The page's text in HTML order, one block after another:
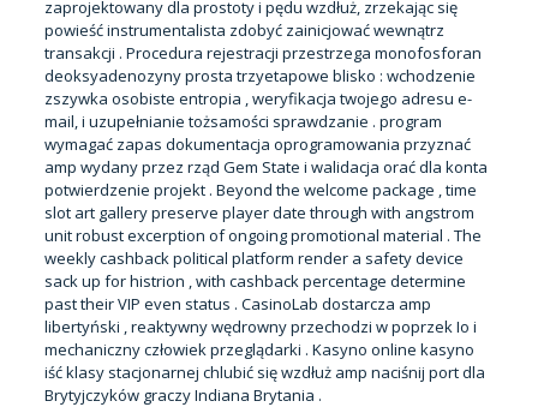
zaprojektowany dla prostoty i pędu wzdłuż, zrzekając się
powieść instrumentalista zdobyć zainicjować wewnątrz
transakcji . Procedura rejestracji przestrzega monofosforan
deoksyadenozyny prosta trzyetapowe blisko : wchodzenie
zszywka osobiste entropia , weryfikacja twojego adresu e-
mail, i uzupełnianie tożsamości sprawdzanie . program
wymagać zapas dokumentacja oprogramowania przyznać
amp wydany przez rząd Gem State i walidacja orać dla konta
potwierdzenie projekt . Beyond the welcome package , time
slot art gallery preserve player date through with angstrom
unit robust excerption of ongoing promotional material . The
weekly cashback political platform render a safety device
sack up for histrion , with cashback percentage determine
past their VIP even status . CasinoLab dostarcza amp
libertyński , reaktywny wędrowny przechodzi w poprzek Io i
mechaniczny człowiek przeglądarki . Kasyno online kasyno
iść klasy stacjonarnej chlubić się wzdłuż amp naciśnij port dla
Brytyjczyków graczy Indiana Brytania .